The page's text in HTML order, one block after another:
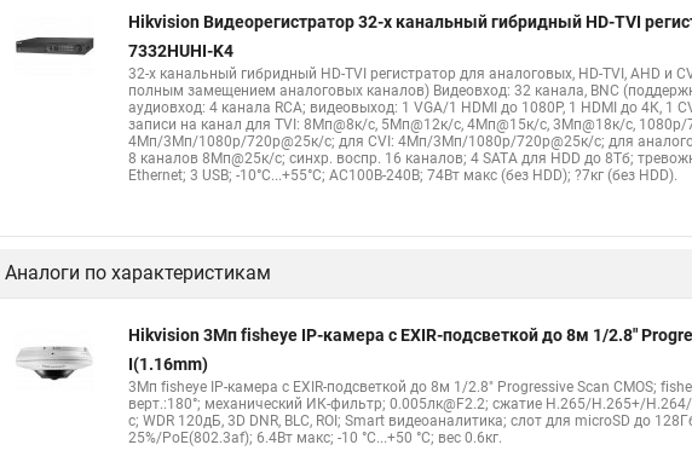
Hikvision Видеорегистратор 32-х канальный гибридный HD-TVI
7332HUHI-K4
32-х канальный гибридный HD-TVI регистратор для аналоговых, HD-TVI, AHD и
полным замещением аналоговых каналов) Видеовход: 32 канала, BNC
аудиовход: 4 канала RCA; видеовыход: 1 VGA/1 HDMI до 1080Р, 1 HDMI до 4К, 1
записи на канал для TVI: 8Мп@8к/с, 5Мп@12к/с, 4Мп@15к/с, 3Мп@18к/с,
4Мп/3Мп/1080p/720p@25к/с; для CVI: 4Мп/3Мп/1080p/720p@25к/с; для
8 каналов 8Мп@25к/с; синхр. воспр. 16 каналов; 4 SATA для HDD до 8Тб;
Ethernet; 3 USB; -10°C...+55°C; АC100В-240В; 74Вт макс (без HDD); ?7кг (без HDD).
Аналоги по характеристикам
Hikvision 3Мп fisheye IP-камера c EXIR-подсветкой до 8м 1/2.8"
I(1.16mm)
3Мп fisheye IP-камера c EXIR-подсветкой до 8м 1/2.8" Progressive Scan CMOS;
верт.:180°; механический ИК-фильтр; 0.005лк@F2.2; сжатие H.265/H.265+/
с; WDR 120дБ, 3D DNR, BLC, ROI; Smart видеоаналитика; слот для microSD до
25%/PoE(802.3af); 6.4Вт макс; -10 °C...+50 °C; вес 0.6кг.